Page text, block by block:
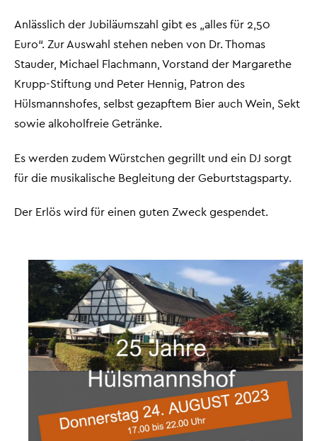
Anlässlich der Jubiläumszahl gibt es „alles für 2,50
Euro“. Zur Auswahl stehen neben von Dr. Thomas
Stauder, Michael Flachmann, Vorstand der Margarethe
Krupp-Stiftung und Peter Hennig, Patron des
Hülsmannshofes, selbst gezapftem Bier auch Wein, Sekt
sowie alkoholfreie Getränke.
Es werden zudem Würstchen gegrillt und ein DJ sorgt
für die musikalische Begleitung der Geburtstagsparty.
Der Erlös wird für einen guten Zweck gespendet.